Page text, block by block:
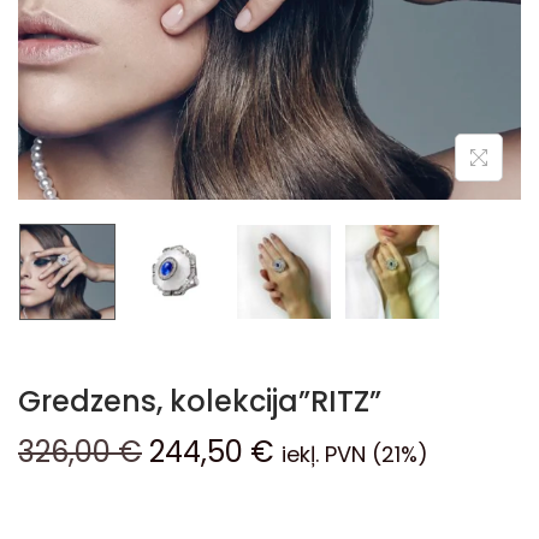
Gredzens, kolekcija”RITZ”
326,00€ 244,50 € iekļ. PVN (21%)